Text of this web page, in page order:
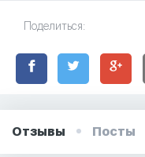
Поделиться:
Отзывы Посты